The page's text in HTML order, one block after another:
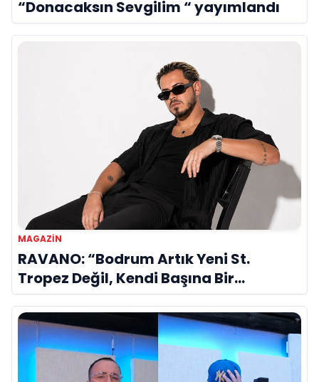
“Donacaksın Sevgilim “ yayımlandı
MAGAZİN
RAVANO: “Bodrum Artık Yeni St.
Tropez Değil, Kendi Başına Bir
Referans”